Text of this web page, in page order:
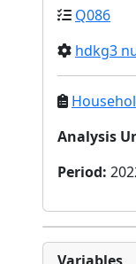
Q086
hdkg3
Analysis
Period: